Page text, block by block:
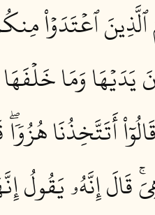
ٱعۡتَدَوۡاْ
وَمَا خَلۡفَهَا
أَتَتَّخِذُنَا
قَالَ إِنَّهُۥ